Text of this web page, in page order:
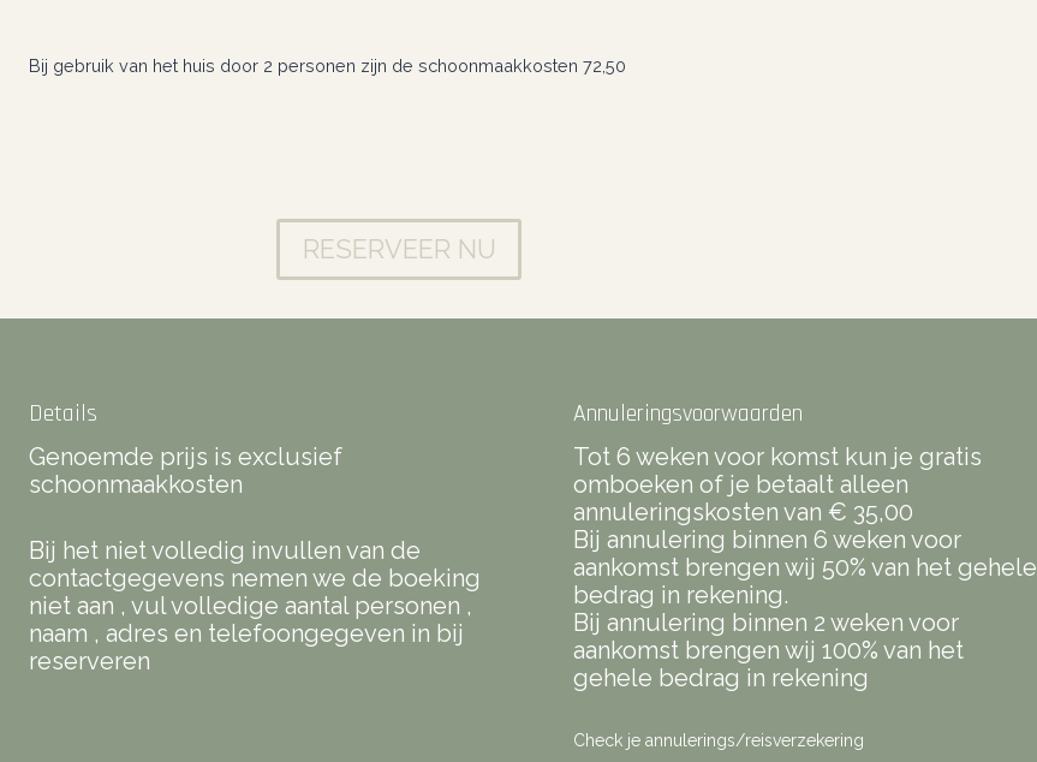
Bij gebruik van het huis door 2 personen zijn de schoonmaakkosten 72,50
RESERVEER NU
Details
Genoemde prijs is exclusief
schoonmaakkosten
Bij het niet volledig invullen van de
contactgegevens nemen we de boeking
niet aan , vul volledige aantal personen ,
naam , adres en telefoongegeven in bij
reserveren
Annuleringsvoorwaarden
Tot 6 weken voor komst kun je gratis
omboeken of je betaalt alleen
annuleringskosten van € 35,00
Bij annulering binnen 6 weken voor
aankomst brengen wij 50% van het gehele
bedrag in rekening.
Bij annulering binnen 2 weken voor
aankomst brengen wij 100% van het
gehele bedrag in rekening
Check je annulerings/reisverzekering